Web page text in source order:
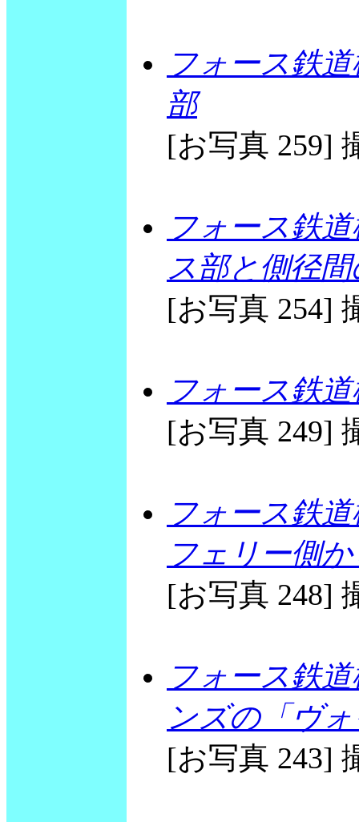
フォース鉄
部
[お写真 259]
フォース鉄
ス部と側径
[お写真 254]
フォース鉄
[お写真 249]
フォース鉄
フェリー側
[お写真 248]
フォース鉄
ンズの「ヴ
[お写真 243]